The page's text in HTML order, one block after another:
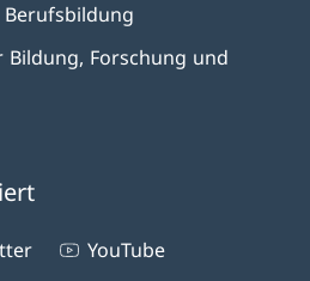
Forschung und
YouTube